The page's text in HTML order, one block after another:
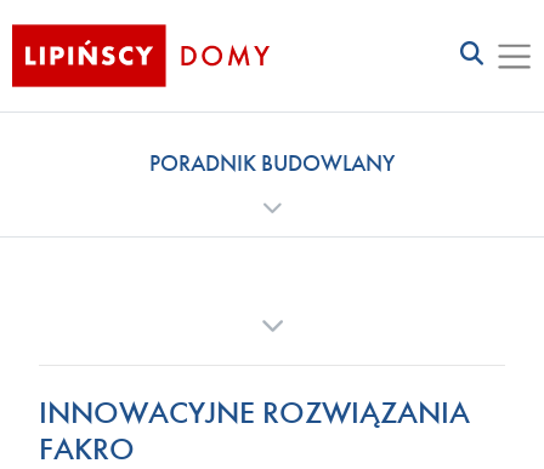
PORADNIK BUDOWLANY
INNOWACYJNE ROZWIĄZANIA
FAKRO